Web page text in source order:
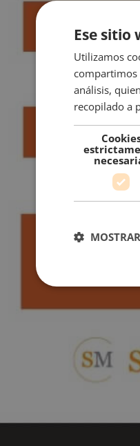
Ese sitio
Utilizamos
compartimos
análisis,
recopilado a